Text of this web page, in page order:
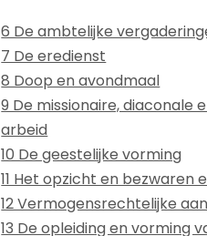
6 De ambtelijke
7 De eredienst
8 Doop en avondmaal
9 De missionaire, diaconale
arbeid
10 De geestelijke vorming
11 Het opzicht en bezwaren
12 Vermogensrechtelijke
13 De opleiding en vorming